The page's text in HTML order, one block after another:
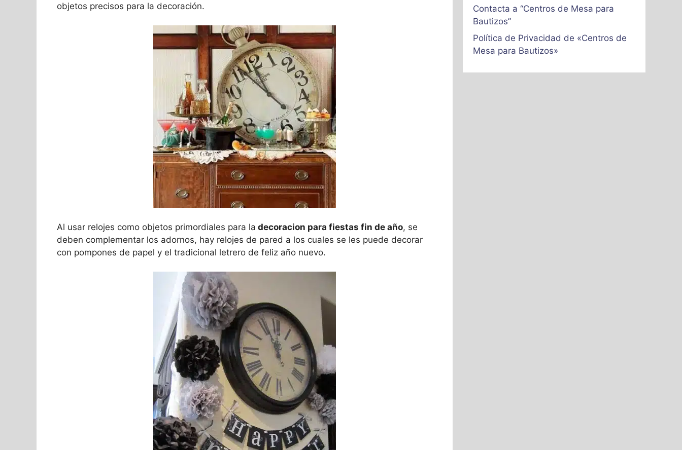
objetos precisos para la decoración.
Al usar relojes como objetos primordiales para la decoracion para fiestas fin de año, se
deben complementar los adornos, hay relojes de pared a los cuales se les puede decorar
con pompones de papel y el tradicional letrero de feliz año nuevo.
Contacta a “Centros de Mesa para
Bautizos”
Política de Privacidad de «Centros de
Mesa para Bautizos»